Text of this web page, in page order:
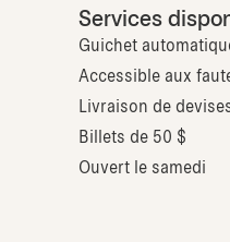
Services
Guichet
Accessible aux
Livraison de
Billets de 50 $
Ouvert le samedi